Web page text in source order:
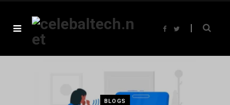
F
b
t
BLOGS